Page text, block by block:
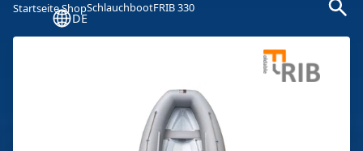
DE
Startseite ShopSchlauchbootFRIB 330